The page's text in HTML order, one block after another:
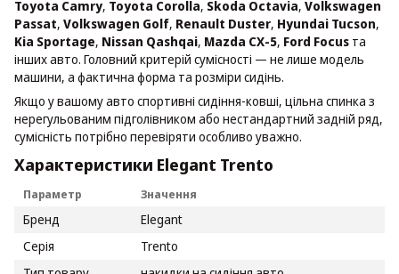
Toyota Camry, Toyota Corolla, Skoda Octavia, Volkswagen
Passat, Volkswagen Golf, Renault Duster, Hyundai Tucson,
Kia Sportage, Nissan Qashqai, Mazda CX-5, Ford Focus та
інших авто. Головний критерій сумісності — не лише модель
машини, а фактична форма та розміри сидінь.
Якщо у вашому авто спортивні сидіння-ковші, цільна спинка з
нерегульованим підголівником або нестандартний задній ряд,
сумісність потрібно перевіряти особливо уважно.
Характеристики Elegant Trento
Параметр Значення
Бренд
Elegant
Серія
Trento